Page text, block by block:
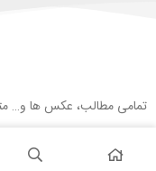
تمامی مطالب، عکس ها و…